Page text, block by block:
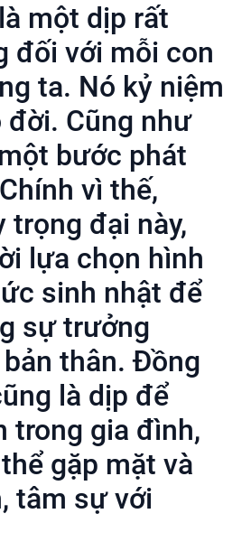
một dịp rất
đối với mỗi con
ta. Nó kỷ niệm
đời. Cũng như
bước phát
vì thế,
trọng đại này,
lựa chọn hình
sinh nhật để
sự trưởng
thân. Đồng
là dịp để
trong gia đình,
gặp mặt và
tâm sự với